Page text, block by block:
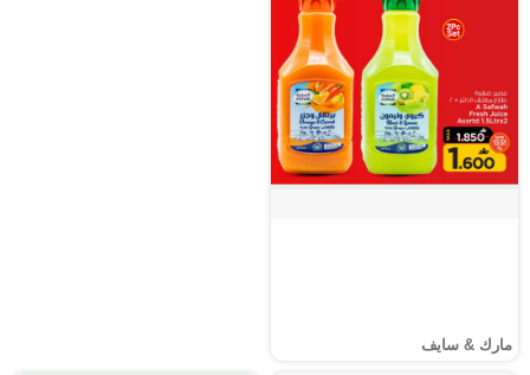
مارك & سايف